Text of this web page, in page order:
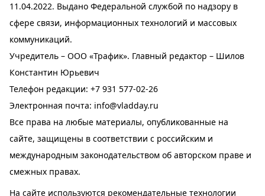
11.04.2022. Выдано Федеральной службой по надзору в
сфере связи, информационных технологий и массовых
коммуникаций.
Учредитель – ООО «Трафик». Главный редактор – Шилов
Константин Юрьевич
Телефон редакции: +7 931 577-02-26
Электронная почта: info@vladday.ru
Все права на любые материалы, опубликованные на
сайте, защищены в соответствии с российским и
международным законодательством об авторском праве и
смежных правах.
На сайте используются рекомендательные технологии